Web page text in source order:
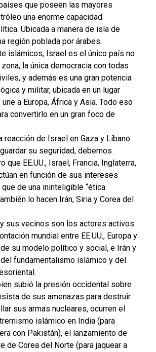
que poseen las mayores
una enorme capacidad
Ubicada a manera de isla de
región poblada por árabes
islámicos, Israel es el único país no
la única democracia con todas
y además es una gran potencia
y militar, ubicada en un lugar
a Europa, África y Asia. Todo eso
convertirlo en un gran foco de
reacción de Israel en Gaza y Líbano
su seguridad, debemos
que EE.UU., Israel, Francia, Inglaterra,
en función de sus intereses
de una ininteligible “ética
lo hacen Irán, Siria y Corea del
sus vecinos son los actores activos
mundial entre EE.UU., Europa y
su modelo político y social, e Irán y
fundamentalismo islámico y del
subió la presión occidental sobre
de sus amenazas para destruir
sus armas nucleares, ocurren el
islámico en India (para
con Pakistán), el lanzamiento de
de Corea del Norte (para jaquear a